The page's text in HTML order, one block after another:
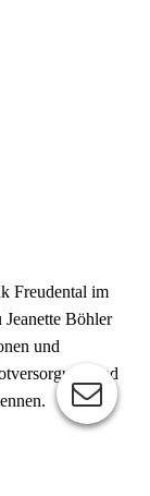
Freudental im
Böhler
und
und